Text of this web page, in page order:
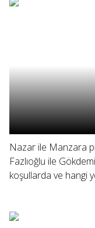
Nazar ile Manzara
Fazlıoğlu ile
koşullarda ve hangi